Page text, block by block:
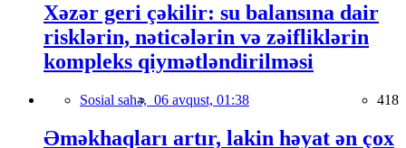
Xəzər geri çəkilir: su balansına dair
risklərin, nəticələrin və zəifliklərin
kompleks qiymətləndirilməsi
Sosial sahə, 06 avqust, 01:38 418
Əməkhaqları artır, lakin həyat ən çox